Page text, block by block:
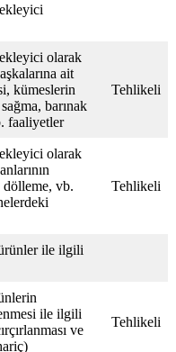
olarak
ait
kümeslerin
barınak
faaliyetler
Tehlikeli
olarak
dölleme, vb.
Tehlikeli
ile ilgili
ile ilgili
ve
Tehlikeli